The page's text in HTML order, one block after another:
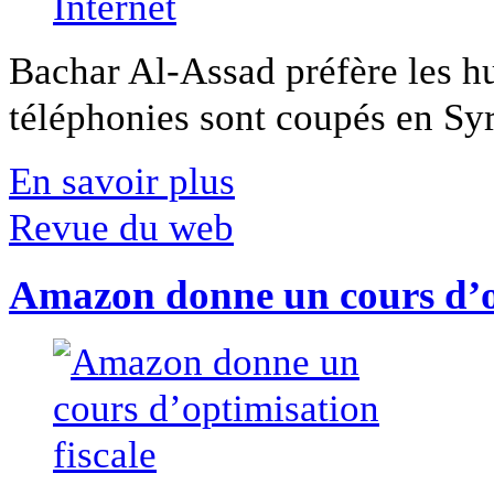
Bachar Al-Assad préfère les
téléphonies sont coupés en
En savoir plus
Revue du web
Amazon donne un cours